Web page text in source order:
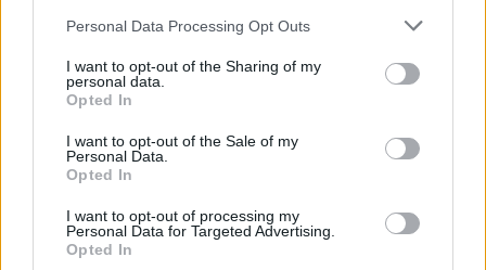
Personal Data Processing Opt Outs
I want to opt-out of the Sharing of my
personal data.
Opted In
I want to opt-out of the Sale of my
Personal Data.
Opted In
I want to opt-out of processing my
Personal Data for Targeted Advertising.
Opted In